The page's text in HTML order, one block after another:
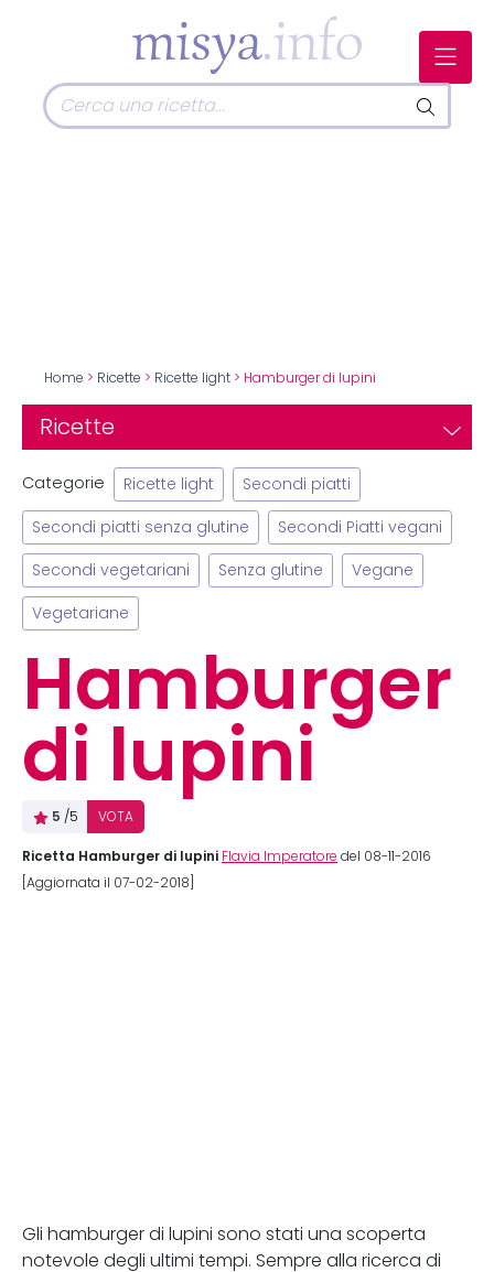
Home > Ricette > Ricette light > Hamburger di lupini
Ricette
Categorie Ricette light Secondi piatti
Secondi piatti senza glutine Secondi Piatti vegani
Secondi vegetariani Senza glutine Vegane
Vegetariane
Hamburger
di lupini
5 /5 VOTA
Ricetta Hamburger di lupini Flavia Imperatore del 08-11-2016
[Aggiornata il 07-02-2018]
Gli hamburger di lupini sono stati una scoperta
notevole degli ultimi tempi. Sempre alla ricerca di